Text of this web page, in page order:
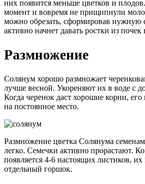
них появится меньше цветков и
момент и вовремя не прищипнули
можно обрезать, сформировав нужную
активно начнет давать ростки из почек
Размножение
Солянум хорошо размножает
лучше весной. Укореняют их в воде с
Когда черенок даст хорошие корни,
на постоянное место.
Размножение цветка Солянума
легко. Семечки активно прорастают.
появляется 4-6 настоящих листиков,
отдельный горшок.